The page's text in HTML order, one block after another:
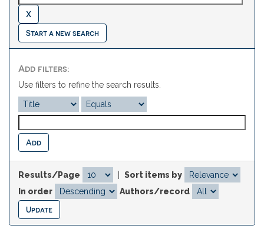
Start a new search
Add filters:
Use filters to refine the search results.
Results/Page
Sort items by
In order
Authors/record